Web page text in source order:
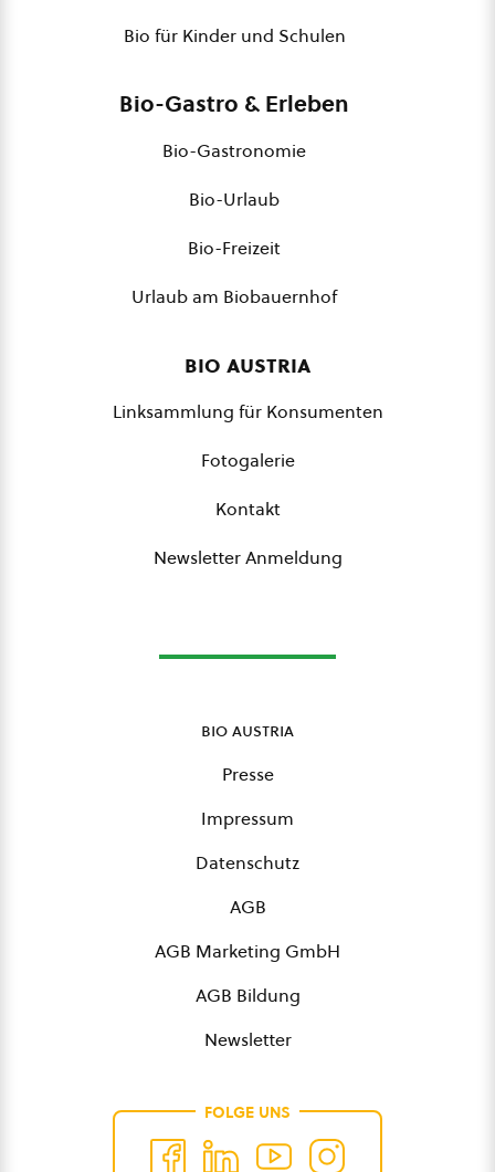
Bio für Kinder und Schulen
Bio-Gastro & Erleben
Bio-Gastronomie
Bio-Urlaub
Bio-Freizeit
Urlaub am Biobauernhof
bio austria
Linksammlung für Konsumenten
Fotogalerie
Kontakt
Newsletter Anmeldung
bio austria
Presse
Impressum
Datenschutz
AGB
AGB Marketing GmbH
AGB Bildung
Newsletter
FOLGE UNS